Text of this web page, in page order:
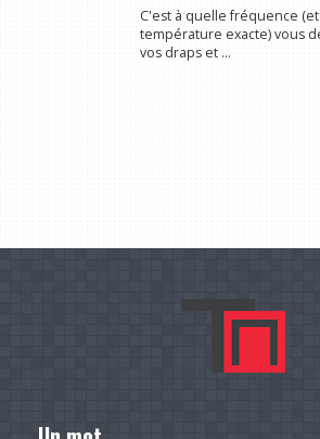
C'est à quelle fréquence (et
température exacte) vous
vos draps et ...